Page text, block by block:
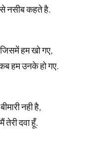
नसीब कहते है.
हम खो गए,
हम उनके हो गए.
नही है,
तेरी दवा हूँ.